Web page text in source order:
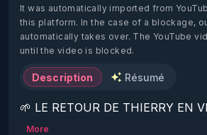
It was automatically imported from
this platform. In the case of a blockage,
automatically takes over. The YouTube
until the video is blocked.
Description Résumé
🌱 LE RETOUR DE THIERRY EN
2022)!
More